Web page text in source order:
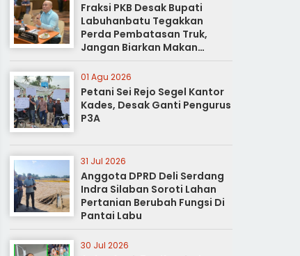
Fraksi PKB Desak Bupati
Labuhanbatu Tegakkan
Perda Pembatasan Truk,
Jangan Biarkan Makan
Korban
01 Agu 2026
Petani Sei Rejo Segel Kantor
Kades, Desak Ganti Pengurus
P3A
31 Jul 2026
Anggota DPRD Deli Serdang
Indra Silaban Soroti Lahan
Pertanian Berubah Fungsi Di
Pantai Labu
30 Jul 2026